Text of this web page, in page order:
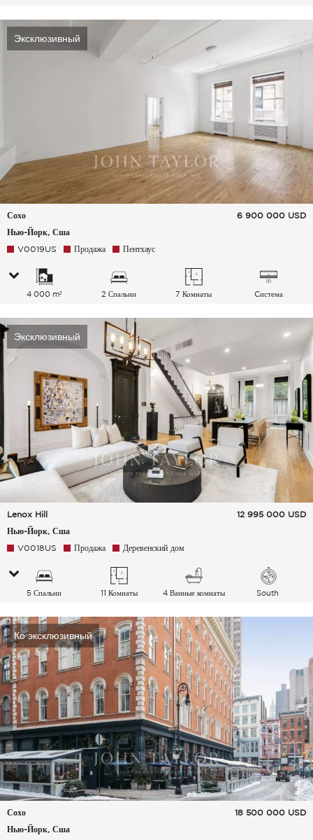
Эксклюзивный
Сохо
Нью-Йорк, Сша
6 900 000 USD
V0019US Продажа Пентхаус
4 000 m² 2 Спальни 7 Комнаты
Cистема
Эксклюзивный
Lenox Hill
Нью-Йорк, Сша
12 995 000 USD
V0018US Продажа Деревенский дом
5 Спальни 11 Комнаты 4 Ванные комнаты South
Ко эксклюзивный
Сохо
Нью-Йорк, Сша
18 500 000 USD